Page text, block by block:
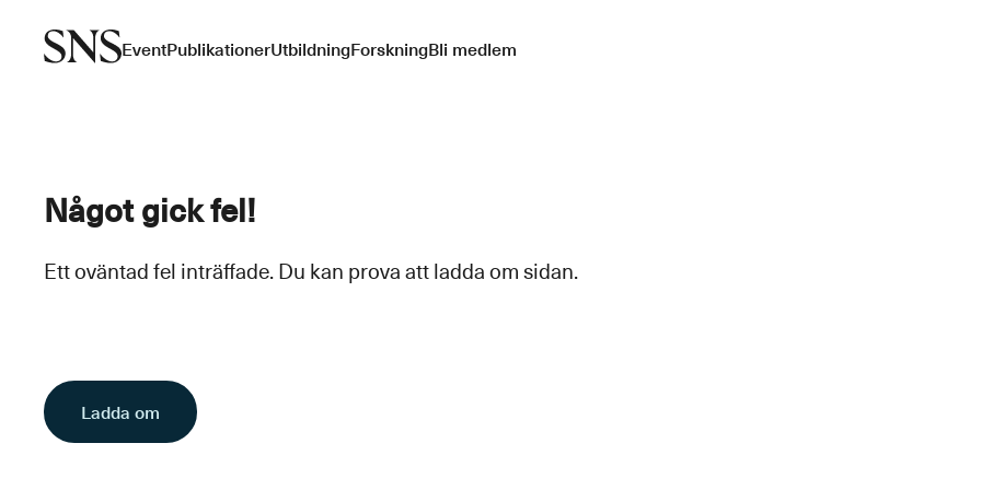
EventPublikationerUtbildningForskningBli medlem
Något gick fel!
Ett oväntad fel inträffade. Du kan prova att ladda om sidan.
Ladda om